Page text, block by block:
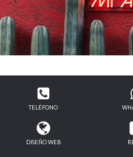
TELÉFONO
DISEÑO WEB